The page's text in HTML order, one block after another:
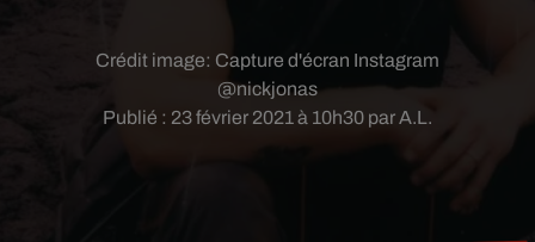
Publié : 23 février 2021 à 10h30 par A.L.
Crédit image: Capture d'écran Instagram
@nickjonas